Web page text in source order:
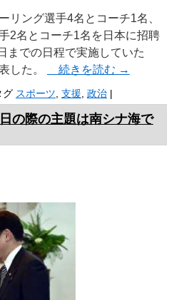
リング選手4名とコーチ1名、
2名とコーチ1名を日本に招聘
までの日程で実施していた
した。
続きを読む →
グ スポーツ 支援 政治 |
の際の主題は南シナ海で